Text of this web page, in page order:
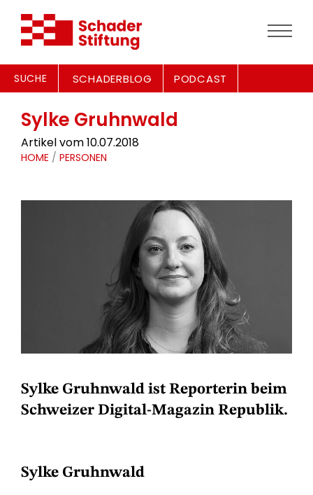
SUCHE SCHADERBLOG PODCAST
Sylke Gruhnwald
Artikel vom 10.07.2018
HOME / PERSONEN
Sylke Gruhnwald ist Reporterin beim
Schweizer Digital-Magazin Republik.
Sylke Gruhnwald